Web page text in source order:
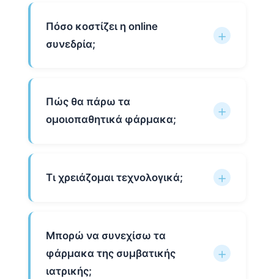
Πόσο κοστίζει η online
συνεδρία;
Πώς θα πάρω τα
ομοιοπαθητικά φάρμακα;
Τι χρειάζομαι τεχνολογικά;
Μπορώ να συνεχίσω τα
φάρμακα της συμβατικής
ιατρικής;